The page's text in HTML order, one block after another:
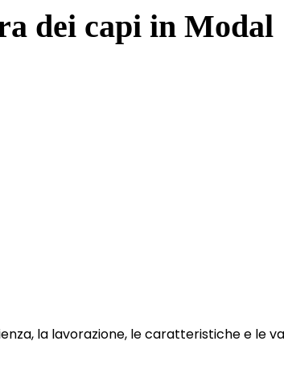
dei capi in Modal
la lavorazione, le caratteristiche e le